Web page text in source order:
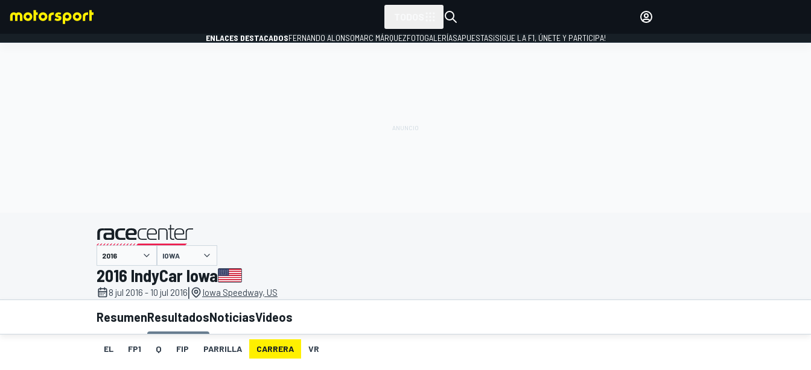
INDYCAR WRC
ENLACES DESTACADOSFERNANDO ALONSOMARC MÁRQUEZFOTOGALERÍASAPUESTAS¡SIGUE LA F1, ÚNETE Y PARTICIPA!
presentado por
IOWA
2016 IndyCar Iowa
8 jul 2016 - 10 jul 2016| Iowa Speedway, US
ResumenResultadosNoticiasVideos
EL FP1 Q FIP PARRILLA CARRERA VR